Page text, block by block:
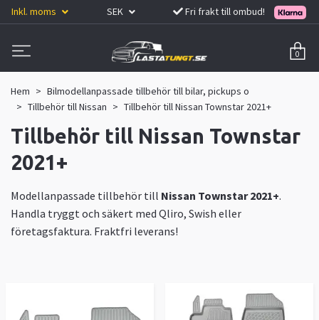
Inkl. moms SEK Fri frakt till ombud!
0
Hem
Bilmodellanpassade tillbehör till bilar, pickups o
Tillbehör till Nissan
Tillbehör till Nissan Townstar 2021+
Tillbehör till Nissan Townstar
2021+
Modellanpassade tillbehör till Nissan Townstar 2021+.
Handla tryggt och säkert med Qliro, Swish eller
företagsfaktura. Fraktfri leverans!